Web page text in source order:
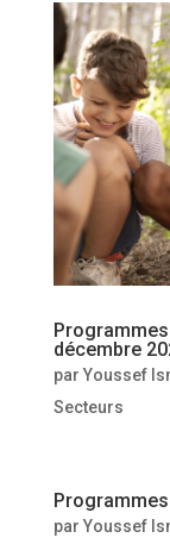
décembre
par Youssef
Secteurs
par Youssef